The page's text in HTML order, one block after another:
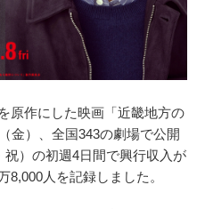
原作にした映画「近畿地方の
金）、全国343の劇場で公開
）の初週4日間で興行収入が
8,000人を記録しました。